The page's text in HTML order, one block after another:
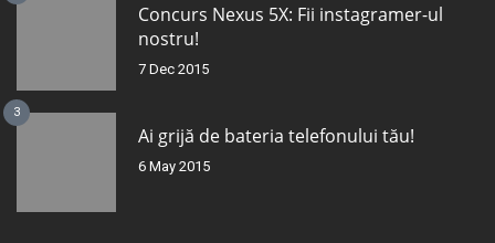
Concurs Nexus 5X: Fii instagramer-ul
nostru!
7 Dec 2015
3
Ai grijă de bateria telefonului tău!
6 May 2015